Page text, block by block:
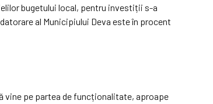
bugetului local, pentru investiții s-a
al Municipiului Deva este în procent
vine pe partea de funcționalitate, aproape